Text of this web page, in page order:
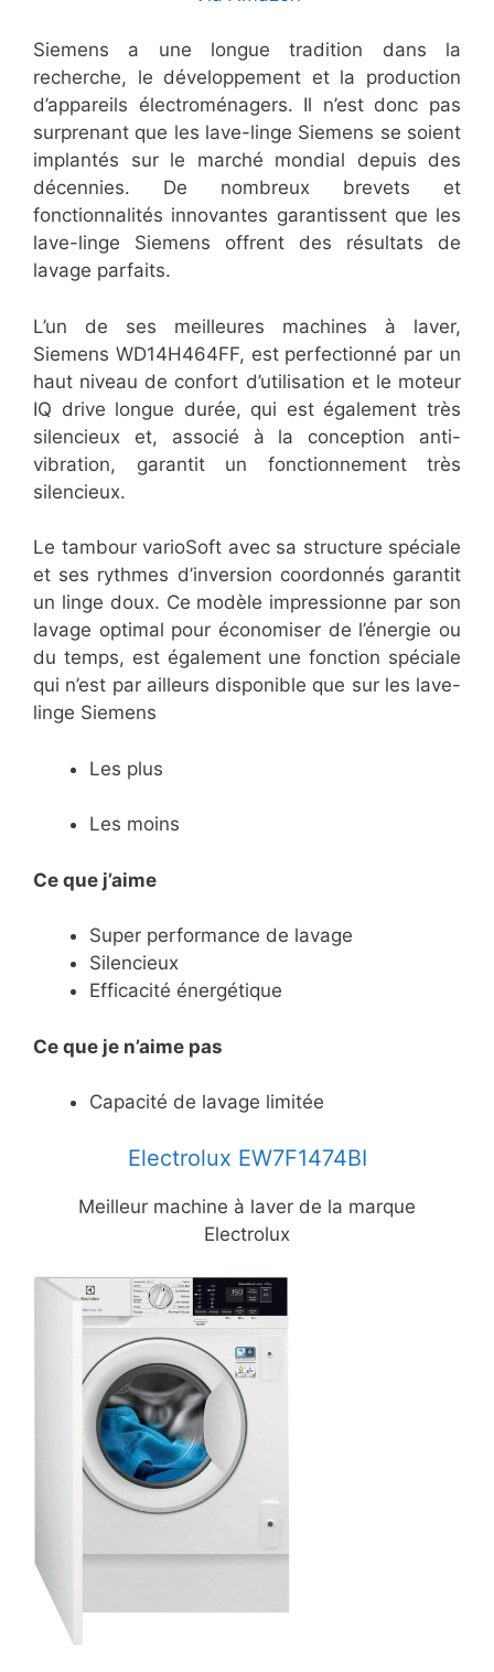
Siemens a une longue tradition dans la
recherche, le développement et la production
d’appareils électroménagers. Il n’est donc pas
surprenant que les lave-linge Siemens se soient
implantés sur le marché mondial depuis des
décennies. De nombreux brevets et
fonctionnalités innovantes garantissent que les
lave-linge Siemens offrent des résultats de
lavage parfaits.
L’un de ses meilleures machines à laver,
Siemens WD14H464FF, est perfectionné par un
haut niveau de confort d’utilisation et le moteur
IQ drive longue durée, qui est également très
silencieux et, associé à la conception anti-
vibration, garantit un fonctionnement très
silencieux.
Le tambour varioSoft avec sa structure spéciale
et ses rythmes d’inversion coordonnés garantit
un linge doux. Ce modèle impressionne par son
lavage optimal pour économiser de l’énergie ou
du temps, est également une fonction spéciale
qui n’est par ailleurs disponible que sur les lave-
linge Siemens
Les plus
Les moins
Ce que j’aime
Super performance de lavage
Silencieux
Efficacité énergétique
Ce que je n’aime pas
Capacité de lavage limitée
Electrolux EW7F1474BI
Meilleur machine à laver de la marque
Electrolux